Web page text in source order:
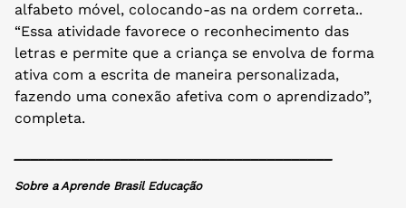
alfabeto móvel, colocando-as na ordem correta..
“Essa atividade favorece o reconhecimento das
letras e permite que a criança se envolva de forma
ativa com a escrita de maneira personalizada,
fazendo uma conexão afetiva com o aprendizado”,
completa.
Sobre a Aprende Brasil Educação